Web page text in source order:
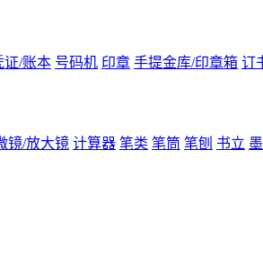
证/账本 号码机 印章 手提金库/印章箱 订
镜/放大镜 计算器 笔类 笔筒 笔刨 书立